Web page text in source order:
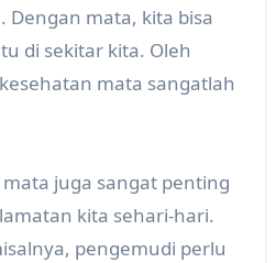
Dengan mata, kita bisa
di sekitar kita. Oleh
mata sangatlah
juga sangat penting
kita sehari-hari.
pengemudi perlu